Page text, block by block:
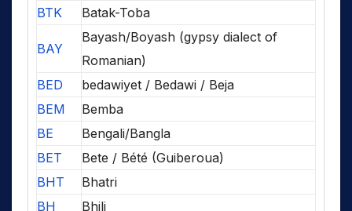
BTK
Batak-Toba
BAY
Bayash/Boyash (gypsy dialect of
Romanian)
BED
bedawiyet / Bedawi / Beja
BEM
Bemba
BE
Bengali/Bangla
BET
Bete / Bété (Guiberoua)
BHT
Bhatri
BH
Bhili